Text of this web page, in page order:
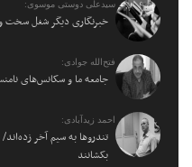
سیدعلی دوستی موسوی:
خبرنگاری دیگر شغل سخت
فتح‌الله جوادی:
جامعه ما و سکانس‌های
احمد زیدآبادی:
تندروها به سیم آخر
بکشانند